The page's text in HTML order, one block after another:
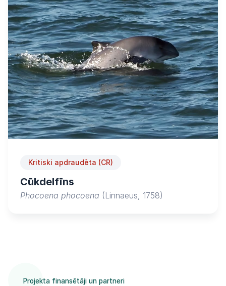
Kritiski apdraudēta (CR)
Cūkdelfīns
Phocoena phocoena (Linnaeus, 1758)
Projekta finansētāji un partneri